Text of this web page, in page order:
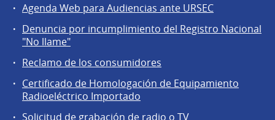
Servicios
comunidad
Agenda Web para Audiencias ante URSEC
Denuncia por incumplimiento del Registro Nacional
"No llame"
Reclamo de los consumidores
Certificado de Homologación de Equipamiento
Radioeléctrico Importado
Solicitud de grabación de radio o TV